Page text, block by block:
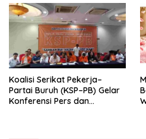
Koalisi Serikat Pekerja–
Partai Buruh (KSP–PB) Gelar
Konferensi Pers dan